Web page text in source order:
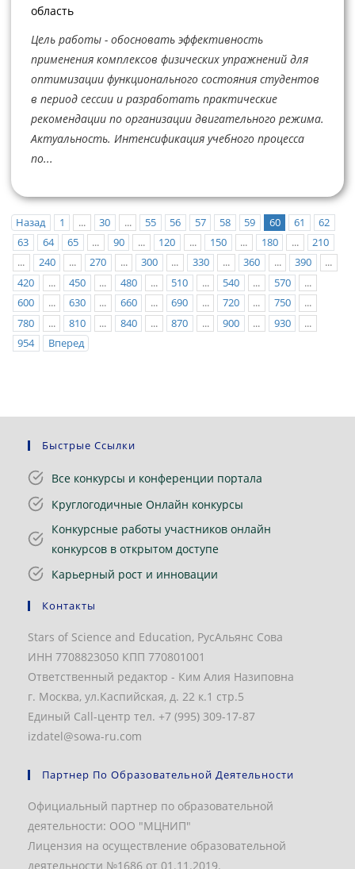
область
Цель работы - обосновать эффективность
применения комплексов физических упражнений для
оптимизации функционального состояния студентов
в период сессии и разработать практические
рекомендации по организации двигательного режима.
Актуальность. Интенсификация учебного процесса
по...
Назад 1 ... 30 ... 55 56 57 58 59 60 61
62
63
64 65 ... 90 ... 120 ... 150 ... 180 ...
210
...
240 ... 270 ... 300 ... 330 ... 360 ... 390
...
420
... 450 ... 480 ... 510 ... 540 ... 570
...
600
... 630 ... 660 ... 690 ... 720 ... 750
...
780
... 810 ... 840 ... 870 ... 900 ... 930
...
954
Вперед
Быстрые Ссылки
Все конкурсы и конференции портала
Круглогодичные Онлайн конкурсы
Конкурсные работы участников онлайн
конкурсов в открытом доступе
Карьерный рост и инновации
Контакты
Stars of Science and Education, РусАльянс Сова
ИНН 7708823050 КПП 770801001
Ответственный редактор - Ким Алия Назиповна
г. Москва, ул.Каспийская, д. 22 к.1 стр.5
Единый Call-центр тел. +7 (995) 309-17-87
izdatel@sowa-ru.com
Партнер По Образовательной Деятельности
Официальный партнер по образовательной
деятельности: ООО "МЦНИП"
Лицензия на осуществление образовательной
деятельности №1686 от 01.11.2019.